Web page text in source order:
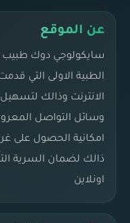
عن الموقع
سايكولوجي دوك طبيب
الطبية الاولى التي
الانترنت وذالك
وسائل التواصل
امكانية الحصول على
ذالك لضمان السرية
اونلاين